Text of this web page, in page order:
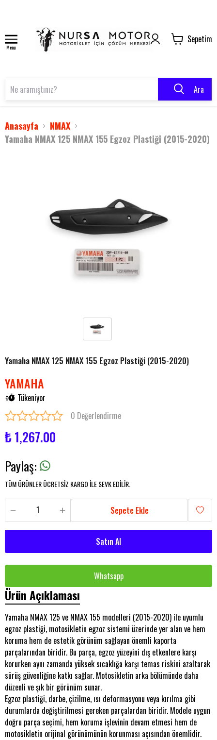
Menu
Sepetim
Ara
Anasayfa
NMAX
Yamaha NMAX 125 NMAX 155 Egzoz Plastiği (2015-2020)
Yamaha NMAX 125 NMAX 155 Egzoz Plastiği (2015-2020)
YAMAHA
Tükeniyor
0 Değerlendirme
₺ 1,267.00
Paylaş:
TÜM ÜRÜNLER ÜCRETSİZ KARGO İLE SEVK EDİLİR.
Sepete Ekle
Satın Al
Whatsapp
Ürün Açıklaması
Yamaha NMAX 125 ve NMAX 155 modelleri (2015-2020) ile uyumlu
egzoz plastiği, motosikletin egzoz sistemi üzerinde yer alan ve hem
koruma hem de estetik görünüm sağlayan önemli kaporta
parçalarından biridir. Bu parça, egzoz yüzeyini dış etkenlere karşı
korurken aynı zamanda yüksek sıcaklığa karşı temas riskini azaltarak
sürüş güvenliğine katkı sağlar. Motosikletin arka bölümünde daha
düzenli ve şık bir görünüm sunar.
Egzoz plastiği, darbe, çizilme, ısı deformasyonu veya kırılma gibi
durumlarda değiştirilmesi gereken parçalardan biridir. Modele uygun
doğru parça seçimi, hem koruma işlevinin devam etmesi hem de
motosikletin orijinal görünümünün korunması açısından önemlidir.